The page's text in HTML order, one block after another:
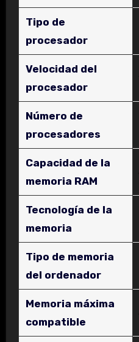
Tipo de
procesador
Velocidad del
procesador
Número de
procesadores
Capacidad de la
memoria RAM
Tecnología de la
memoria
Tipo de memoria
del ordenador
Memoria máxima
compatible